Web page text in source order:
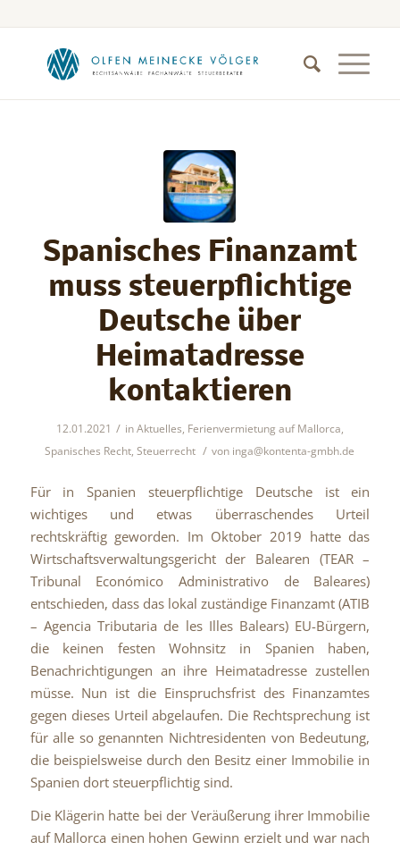
Spanisches Finanzamt
muss steuerpflichtige
Deutsche über
Heimatadresse
kontaktieren
12.01.2021 / inAktuelles, Ferienvermietung auf Mallorca,
Spanisches Recht,Steuerrecht / von inga@kontenta-gmbh.de
Für in Spanien steuerpflichtige Deutsche ist ein
wichtiges und etwas überraschendes Urteil
rechtskräftig geworden. Im Oktober 2019 hatte das
Wirtschaftsverwaltungsgericht der Balearen (TEAR –
Tribunal Económico Administrativo de Baleares)
entschieden, dass das lokal zuständige Finanzamt (ATIB
– Agencia Tributaria de les Illes Balears) EU-Bürgern,
die keinen festen Wohnsitz in Spanien haben,
Benachrichtigungen an ihre Heimatadresse zustellen
müsse. Nun ist die Einspruchsfrist des Finanzamtes
gegen dieses Urteil abgelaufen. Die Rechtsprechung ist
für alle so genannten Nichtresidenten von Bedeutung,
die beispielsweise durch den Besitz einer Immobilie in
Spanien dort steuerpflichtig sind.
Die Klägerin hatte bei der Veräußerung ihrer Immobilie
auf Mallorca einen hohen Gewinn erzielt und war nach